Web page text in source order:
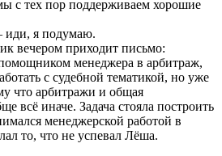
с тех пор поддерживаем хорошие
я подумаю.
вечером приходит письмо:
менеджера в арбитраж,
с судебной тематикой, но уже
что арбитражи и общая
всё иначе. Задача стояла построить
менеджерской работой в
то, что не успевал Лёша.